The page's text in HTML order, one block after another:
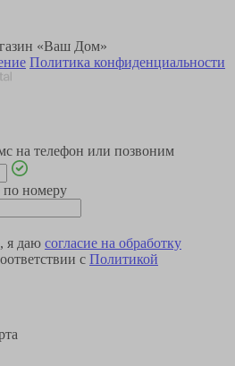
«Ваш Дом»
Политика конфиденциальности
на телефон или позвоним
по номеру
я даю согласие на обработку
с Политикой